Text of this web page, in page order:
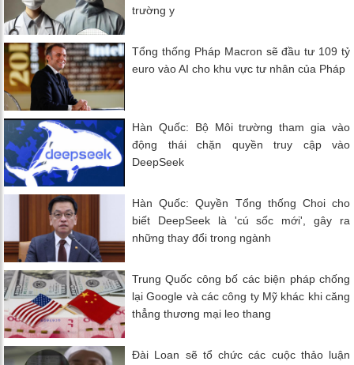
trường y
Tổng thống Pháp Macron sẽ đầu tư 109 tỷ
euro vào AI cho khu vực tư nhân của Pháp
Hàn Quốc: Bộ Môi trường tham gia vào
động thái chặn quyền truy cập vào
DeepSeek
Hàn Quốc: Quyền Tổng thống Choi cho
biết DeepSeek là 'cú sốc mới', gây ra
những thay đổi trong ngành
Trung Quốc công bố các biện pháp chống
lại Google và các công ty Mỹ khác khi căng
thẳng thương mại leo thang
Đài Loan sẽ tổ chức các cuộc thảo luận